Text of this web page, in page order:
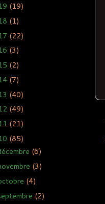
(19)
(1)
(22)
(3)
(2)
(7)
(40)
(49)
(21)
(85)
(6)
(3)
(4)
(2)